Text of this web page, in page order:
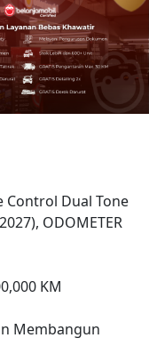
Control Dual Tone
ODOMETER
KM
Membangun